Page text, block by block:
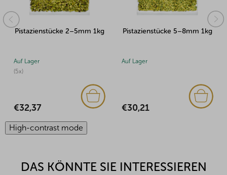
Pistazienstücke 5–8mm 1kg
Auf Lager
€30,21
Pistazienstücke 2–5mm 5kg
Auf Lager
€147,03
High-contrast mode
DAS KÖNNTE SIE INTERESSIEREN